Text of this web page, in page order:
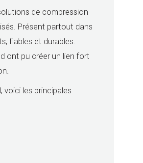
de compression
Présent partout dans
fiables et durables.
ont pu créer un lien fort
voici les principales